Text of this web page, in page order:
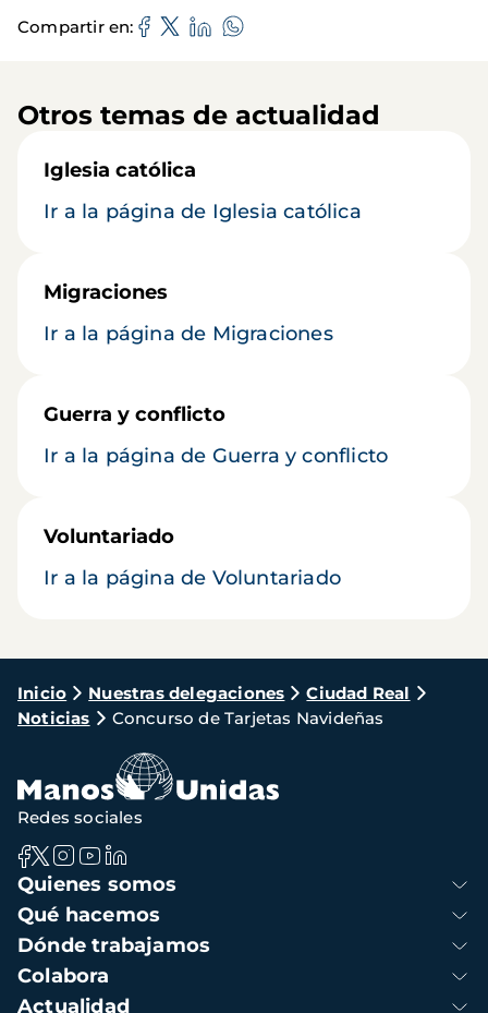
Compartir en
Otros temas de actualidad
Iglesia católica
Ir a la página de Iglesia católica
Migraciones
Ir a la página de Migraciones
Guerra y conflicto
Ir a la página de Guerra y conflicto
Voluntariado
Ir a la página de Voluntariado
Ruta
de
navegación
Inicio Nuestras delegaciones
Ciudad Real
Noticias
Concurso de Tarjetas Navideñas
Navegación
principal
Quienes somos
Qué hacemos
Dónde trabajamos
Colabora
Actualidad
Redes sociales